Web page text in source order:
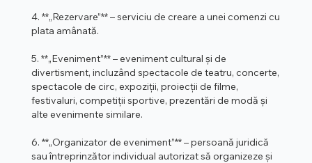
4. **„Rezervare”** – serviciu de creare a unei comenzi cu
plata amânată.
5. **„Eveniment”** – eveniment cultural și de
divertisment, incluzând spectacole de teatru, concerte,
spectacole de circ, expoziții, proiecții de filme,
festivaluri, competiții sportive, prezentări de modă și
alte evenimente similare.
6. **„Organizator de eveniment”** – persoană juridică
sau întreprinzător individual autorizat să organizeze și